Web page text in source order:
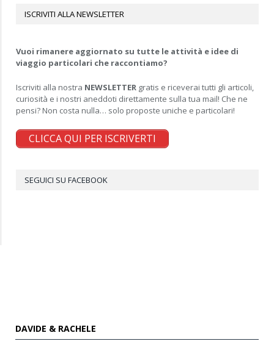
ISCRIVITI ALLA NEWSLETTER
Vuoi rimanere aggiornato su tutte le attività e idee di
viaggio particolari che raccontiamo?
Iscriviti alla nostra NEWSLETTER gratis e riceverai tutti gli articoli,
curiosità e i nostri aneddoti direttamente sulla tua mail! Che ne
pensi? Non costa nulla… solo proposte uniche e particolari!
CLICCA QUI PER ISCRIVERTI
SEGUICI SU FACEBOOK
DAVIDE & RACHELE